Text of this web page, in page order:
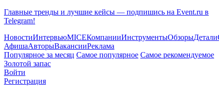
Главные тренды и лучшие кейсы — подпишись на Event.ru в
Telegram!
НовостиИнтервьюMICEКомпанииИнструментыОбзорыДетали
АфишаАвторыВакансииРеклама
Популярное за месяц Самое популярное Самое рекомендуемое
Золотой запас
Войти
Регистрация